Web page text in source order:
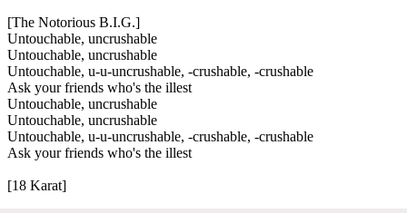
[The Notorious B.I.G.]
Untouchable, uncrushable
Untouchable, uncrushable
Untouchable, u-u-uncrushable, -crushable, -crushable
Ask your friends who's the illest
Untouchable, uncrushable
Untouchable, uncrushable
Untouchable, u-u-uncrushable, -crushable, -crushable
Ask your friends who's the illest
[18 Karat]